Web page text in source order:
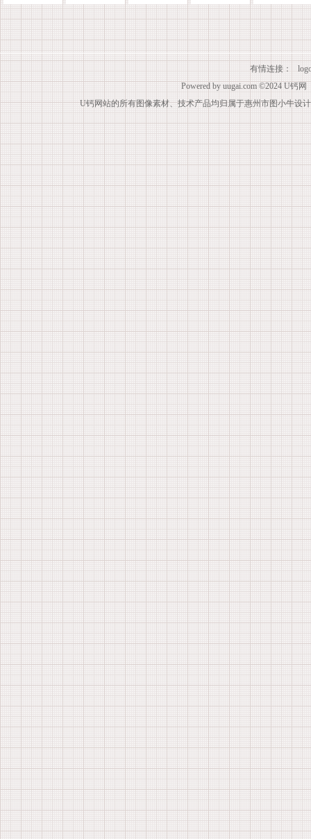
有情连接：
Powered by uugai.com ©2024 U钙网
U钙网站的所有图像素材、技术产品均归属于惠州市图小牛设